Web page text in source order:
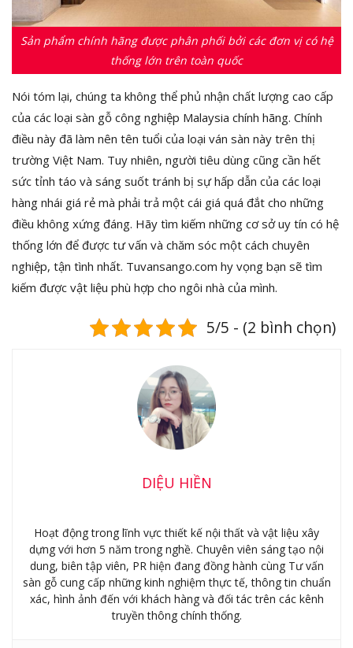
Sản phẩm chính hãng được phân phối bởi các đơn vị có hệ
thống lớn trên toàn quốc
Nói tóm lại, chúng ta không thể phủ nhận chất lượng cao cấp
của các loại sàn gỗ công nghiệp Malaysia chính hãng. Chính
điều này đã làm nên tên tuổi của loại ván sàn này trên thị
trường Việt Nam. Tuy nhiên, người tiêu dùng cũng cần hết
sức tỉnh táo và sáng suốt tránh bị sự hấp dẫn của các loại
hàng nhái giá rẻ mà phải trả một cái giá quá đắt cho những
điều không xứng đáng. Hãy tìm kiếm những cơ sở uy tín có hệ
thống lớn để được tư vấn và chăm sóc một cách chuyên
nghiệp, tận tình nhất. Tuvansango.com hy vọng bạn sẽ tìm
kiếm được vật liệu phù hợp cho ngôi nhà của mình.
5/5 - (2 bình chọn)
DIỆU HIỀN
Hoạt động trong lĩnh vực thiết kế nội thất và vật liệu xây
dựng với hơn 5 năm trong nghề. Chuyên viên sáng tạo nội
dung, biên tập viên, PR hiện đang đồng hành cùng Tư vấn
sàn gỗ cung cấp những kinh nghiệm thực tế, thông tin chuẩn
xác, hình ảnh đến với khách hàng và đối tác trên các kênh
truyền thông chính thống.